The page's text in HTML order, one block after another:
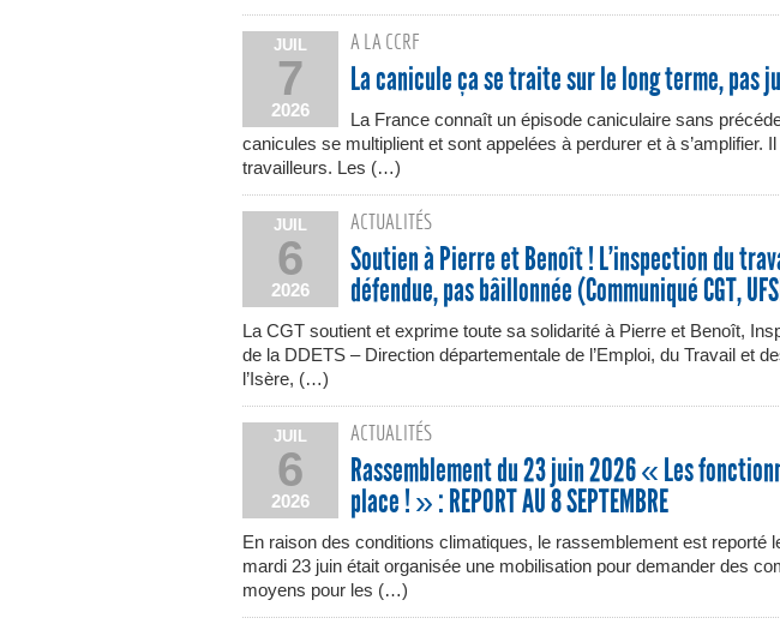
JUIL
7
2026
A LA CCRF
La canicule ça se traite sur le long terme, pas
La France connaît un épisode caniculaire sans
canicules se multiplient et sont appelées à perdurer et à s’amplifier.
travailleurs. Les (…)
JUIL
6
2026
ACTUALITÉS
Soutien à Pierre et Benoît ! L’inspection du
défendue, pas bâillonnée (Communiqué CGT,
La CGT soutient et exprime toute sa solidarité à Pierre et Benoît,
de la DDETS – Direction départementale de l’Emploi, du Travail et
l’Isère, (…)
JUIL
6
2026
ACTUALITÉS
Rassemblement du 23 juin 2026 « Les
place ! » : REPORT AU 8 SEPTEMBRE
En raison des conditions climatiques, le rassemblement est reporté
mardi 23 juin était organisée une mobilisation pour demander des
moyens pour les (…)